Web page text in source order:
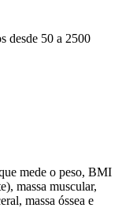
desde 50 a 2500
mede o peso, BMI
massa muscular,
massa óssea e